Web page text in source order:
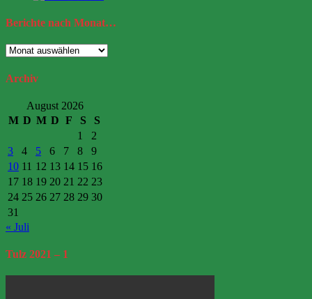
Berichte nach Monat…
Berichte
Monat…
Archiv
August 2026
M D M D F S
S
1
2
3
4 5 6 7 8
9
10 11 12 13 14 15 16
17 18 19 20 21 22 23
24 25 26 27 28 29 30
31
« Juli
Tulz 2021 – 1